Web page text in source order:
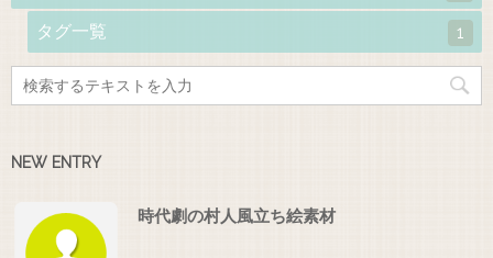
タグ一覧 1
NEW ENTRY
時代劇の村人風立ち絵素材